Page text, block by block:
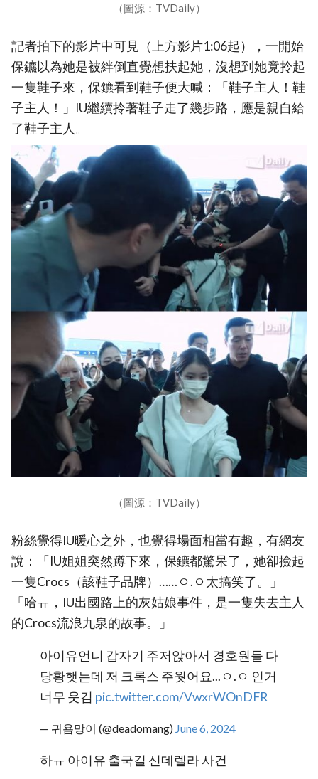
（圖源：TVDaily）
記者拍下的影片中可見（上方影片1:06起），一開始
保鑣以為她是被絆倒直覺想扶起她，沒想到她竟拎起
一隻鞋子來，保鑣看到鞋子便大喊：「鞋子主人！鞋
子主人！」IU繼續拎著鞋子走了幾步路，應是親自給
了鞋子主人。
（圖源：TVDaily）
粉絲覺得IU暖心之外，也覺得場面相當有趣，有網友
說：「IU姐姐突然蹲下來，保鑣都驚呆了，她卻撿起
一隻Crocs（該鞋子品牌）……ㅇ.ㅇ太搞笑了。」
「哈ㅠ，IU出國路上的灰姑娘事件，是一隻失去主人
的Crocs流浪九泉的故事。」
아이유언니 갑자기 주저앉아서 경호원들 다
당황햇는데 저 크록스 주웟어요...ㅇ.ㅇ 인거
너무 웃김 pic.twitter.com/VwxrWOnDFR
— 귀욤망이 (@deadomang) June 6, 2024
하ㅠ 아이유 출국길 신데렐라 사건